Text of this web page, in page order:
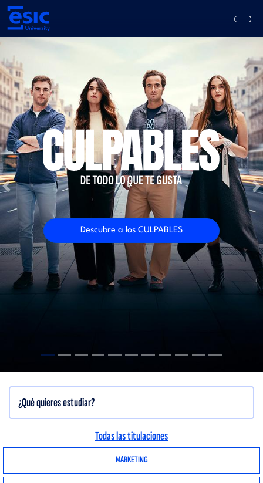
Pasar
contenido
navigation
Previous
Descubre a los CULPABLES
MARKETING
Todas las titulaciones